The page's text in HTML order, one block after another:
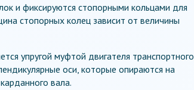
и фиксируются стопорными кольцами для
стопорных колец зависит от величины
упругой муфтой двигателя транспортного
оси, которые опираются на
вала.